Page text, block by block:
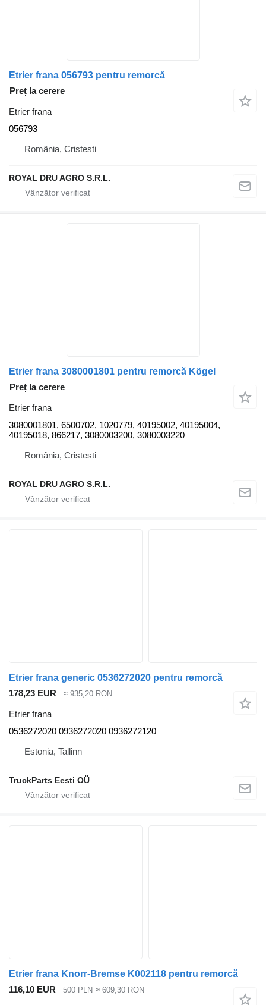
Etrier frana 056793 pentru remorcă
Preț la cerere
Etrier frana
056793
România, Cristesti
ROYAL DRU AGRO S.R.L.
Etrier frana 3080001801 pentru remorcă Kögel
Preț la cerere
Etrier frana
3080001801, 6500702, 1020779, 40195002, 40195004,
40195018, 866217, 3080003200, 3080003220
România, Cristesti
ROYAL DRU AGRO S.R.L.
Etrier frana generic 0536272020 pentru remorcă
178,23 EUR
≈ 935,20 RON
Etrier frana
0536272020 0936272020 0936272120
Estonia, Tallinn
TruckParts Eesti OÜ
Etrier frana Knorr-Bremse K002118 pentru remorcă
116,10 EUR
500 PLN ≈ 609,30 RON